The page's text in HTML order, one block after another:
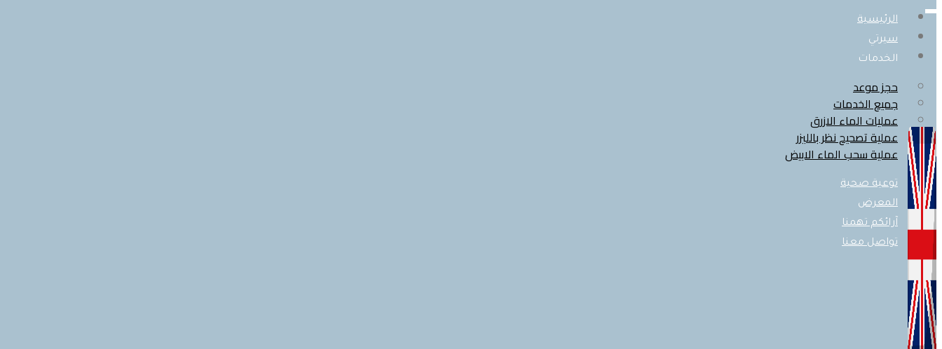
الرئيسية
سيرتي
الخدمات
حجز موعد
جميع الخدمات
عمليات الماء الازرق
عملية تصحيح نظر بالليزر
عملية سحب الماء الابيض
توعية صحية
المعرض
آرائكم تهمنا
تواصل معنا
X